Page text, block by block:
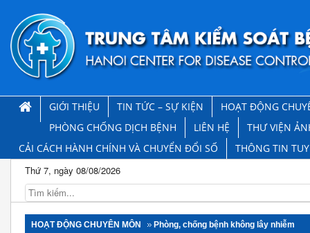
GIỚI THIỆU TIN TỨC – SỰ KIỆN
HOẠT ĐỘNG
PHÒNG CHỐNG DỊCH BỆNH
LIÊN HỆ
THƯ VIỆN
CẢI CÁCH HÀNH CHÍNH VÀ CHUYỂN ĐỔI SỐ
THÔNG TIN
Thứ 7, ngày 08/08/2026
HOẠT ĐỘNG CHUYÊN MÔN Phòng, chống bệnh không lây nhiễm